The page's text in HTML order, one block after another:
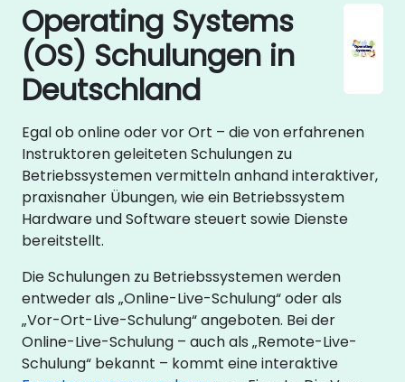
Operating Systems
(OS) Schulungen in
Deutschland
Egal ob online oder vor Ort – die von erfahrenen
Instruktoren geleiteten Schulungen zu
Betriebssystemen vermitteln anhand interaktiver,
praxisnaher Übungen, wie ein Betriebssystem
Hardware und Software steuert sowie Dienste
bereitstellt.
Die Schulungen zu Betriebssystemen werden
entweder als „Online-Live-Schulung“ oder als
„Vor-Ort-Live-Schulung“ angeboten. Bei der
Online-Live-Schulung – auch als „Remote-Live-
Schulung“ bekannt – kommt eine interaktive